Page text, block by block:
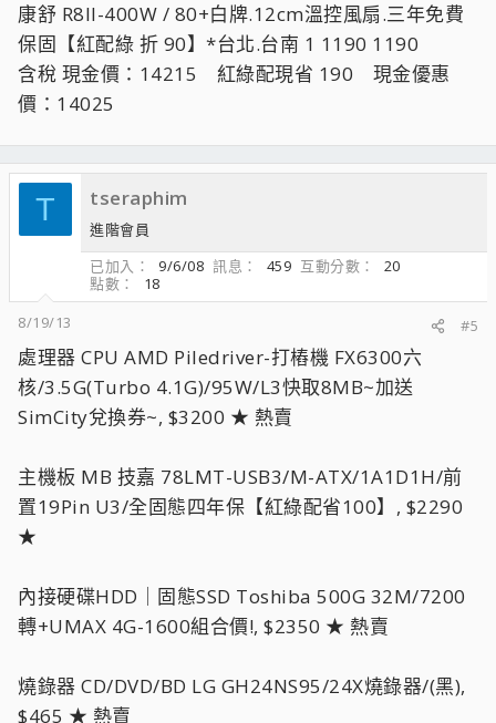
康舒 R8II-400W / 80+白牌.12cm溫控風扇.三年免費
保固【紅配綠 折 90】*台北.台南 1 1190 1190
含稅 現金價：14215 紅綠配現省 190 現金優惠
價：14025
T tseraphim
進階會員
已加入
9/6/08 訊息 459 互動分數
20
點數
18
8/19/13
#5
處理器 CPU AMD Piledriver-打樁機 FX6300六
核/3.5G(Turbo 4.1G)/95W/L3快取8MB~加送
SimCity兌換券~, $3200 ★ 熱賣
主機板 MB 技嘉 78LMT-USB3/M-ATX/1A1D1H/前
置19Pin U3/全固態四年保【紅綠配省100】, $2290
★
內接硬碟HDD｜固態SSD Toshiba 500G 32M/7200
轉+UMAX 4G-1600組合價!, $2350 ★ 熱賣
燒錄器 CD/DVD/BD LG GH24NS95/24X燒錄器/(黑),
$465 ★ 熱賣